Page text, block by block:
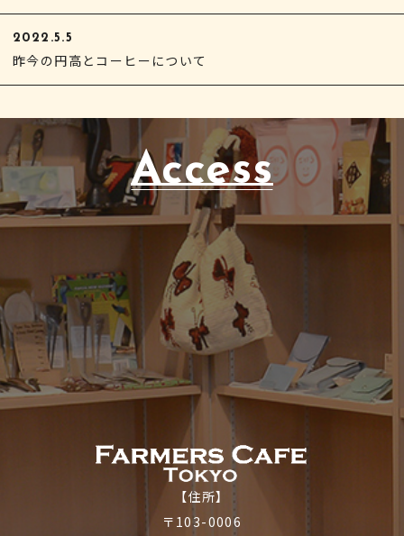
2022.5.5
昨今の円高とコーヒーについて
Access
【住所】
〒103-0006